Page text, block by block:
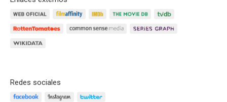
Redes sociales